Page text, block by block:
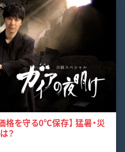
格を守る0℃保存】 猛暑・災
？